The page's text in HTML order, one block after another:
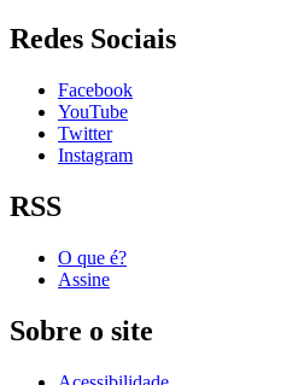
Redes Sociais
Facebook
YouTube
Twitter
Instagram
RSS
O que é?
Assine
Sobre o site